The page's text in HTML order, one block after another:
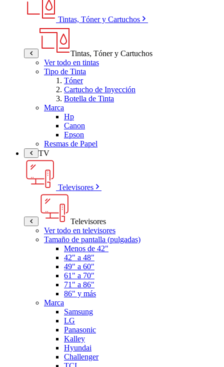
Tintas, Tóner y Cartuchos
Tintas, Tóner y Cartuchos
Ver todo en tintas
Tipo de Tinta
Tóner
Cartucho de Inyección
Botella de Tinta
Marca
Hp
Canon
Epson
Resmas de Papel
TV
Televisores
Televisores
Ver todo en televisores
Tamaño de pantalla (pulgadas)
Menos de 42"
42" a 48"
49" a 60"
61" a 70"
71" a 86"
86" y más
Marca
Samsung
LG
Panasonic
Kalley
Hyundai
Challenger